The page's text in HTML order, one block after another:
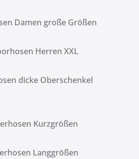
Damen große Größen
Herren XXL
dicke Oberschenkel
Kurzgrößen
Langgrößen